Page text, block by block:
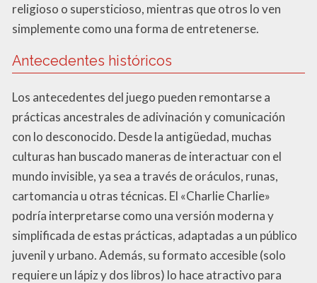
religioso o supersticioso, mientras que otros lo ven
simplemente como una forma de entretenerse.
Antecedentes históricos
Los antecedentes del juego pueden remontarse a
prácticas ancestrales de adivinación y comunicación
con lo desconocido. Desde la antigüedad, muchas
culturas han buscado maneras de interactuar con el
mundo invisible, ya sea a través de oráculos, runas,
cartomancia u otras técnicas. El «Charlie Charlie»
podría interpretarse como una versión moderna y
simplificada de estas prácticas, adaptadas a un público
juvenil y urbano. Además, su formato accesible (solo
requiere un lápiz y dos libros) lo hace atractivo para